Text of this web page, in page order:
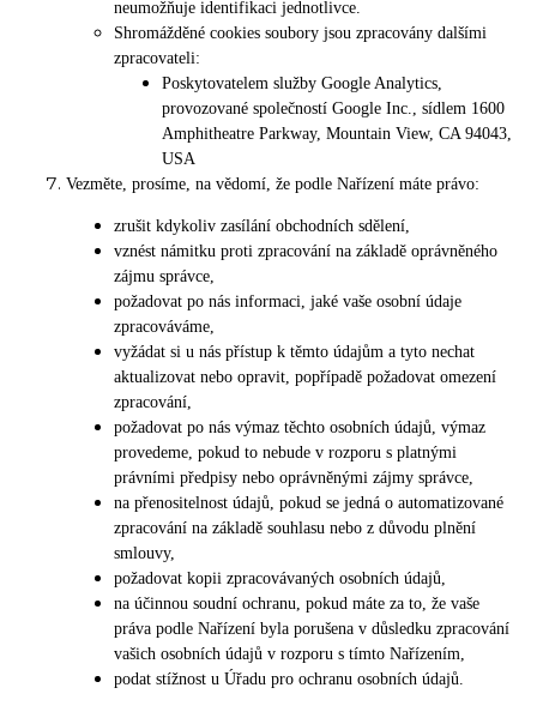
neumožňuje identifikaci jednotlivce.
Shromážděné cookies soubory jsou zpracovány dalšími
zpracovateli:
Poskytovatelem služby Google Analytics,
provozované společností Google Inc., sídlem 1600
Amphitheatre Parkway, Mountain View, CA 94043,
USA
Vezměte, prosíme, na vědomí, že podle Nařízení máte právo:
zrušit kdykoliv zasílání obchodních sdělení,
vznést námitku proti zpracování na základě oprávněného
zájmu správce,
požadovat po nás informaci, jaké vaše osobní údaje
zpracováváme,
vyžádat si u nás přístup k těmto údajům a tyto nechat
aktualizovat nebo opravit, popřípadě požadovat omezení
zpracování,
požadovat po nás výmaz těchto osobních údajů, výmaz
provedeme, pokud to nebude v rozporu s platnými
právními předpisy nebo oprávněnými zájmy správce,
na přenositelnost údajů, pokud se jedná o automatizované
zpracování na základě souhlasu nebo z důvodu plnění
smlouvy,
požadovat kopii zpracovávaných osobních údajů,
na účinnou soudní ochranu, pokud máte za to, že vaše
práva podle Nařízení byla porušena v důsledku zpracování
vašich osobních údajů v rozporu s tímto Nařízením,
podat stížnost u Úřadu pro ochranu osobních údajů.